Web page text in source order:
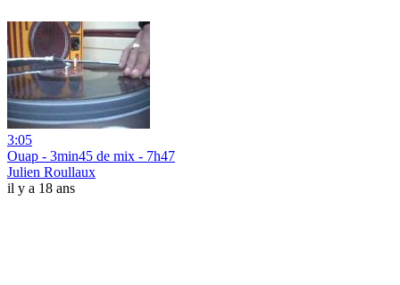
3:05
Ouap - 3min45 de mix - 7h47
Julien Roullaux
il y a 18 ans